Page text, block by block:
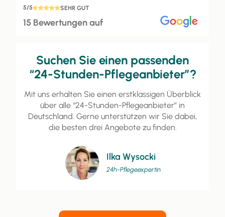
5/5 SEHR GUT
15 Bewertungen auf
Suchen Sie einen passenden
“24-Stunden-Pflegeanbieter”?
Mit uns erhalten Sie einen erstklassigen Überblick
über alle “24-Stunden-Pflegeanbieter” in
Deutschland. Gerne unterstützen wir Sie dabei,
die besten drei Angebote zu finden.
Ilka Wysocki
24h-Pflegeexpertin